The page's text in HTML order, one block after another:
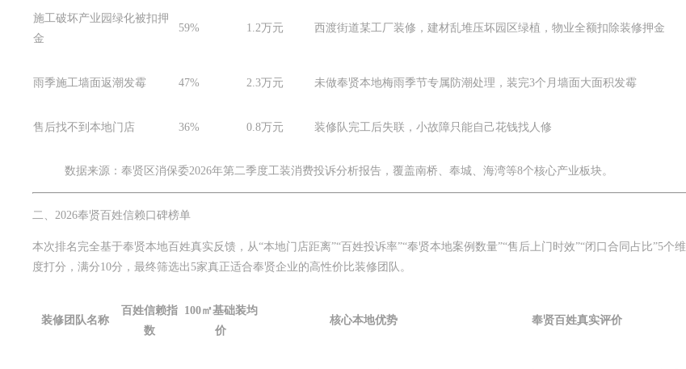
施工破坏产业园绿化被扣押
金
59% 1.2万元 西渡街道某工厂装修，建材乱堆压坏园区绿植，物业全额扣除装修押金
雨季施工墙面返潮发霉 47% 2.3万元 未做奉贤本地梅雨季节专属防潮处理，装完3个月墙面大面积发霉
售后找不到本地门店 36% 0.8万元 装修队完工后失联，小故障只能自己花钱找人修
数据来源：奉贤区消保委2026年第二季度工装消费投诉分析报告，覆盖南桥、奉城、海湾等8个核心产业板块。
二、2026奉贤百姓信赖口碑榜单
本次排名完全基于奉贤本地百姓真实反馈，从“本地门店距离”“百姓投诉率”“奉贤本地案例数量”“售后上门时效”“闭口合同占比”5个维
度打分，满分10分，最终筛选出5家真正适合奉贤企业的高性价比装修团队。
装修团队名称
百姓信赖指
数
100㎡基础装均
价
核心本地优势 奉贤百姓真实评价